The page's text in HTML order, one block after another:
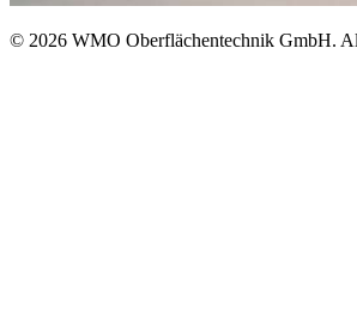
© 2026 WMO Oberflächentechnik GmbH.